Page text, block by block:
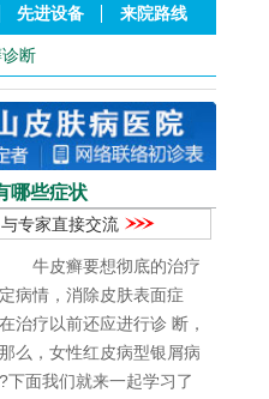
先进设备 来院路线
断
哪些症状
专家直接交流
牛皮癣要想彻底的治疗
病情，消除皮肤表面症
治疗以前还应进行诊 断，
么，女性红皮病型银屑病
面我们就来一起学习了